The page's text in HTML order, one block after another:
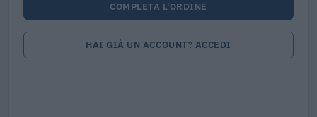
COMPLETA L'ORDINE
HAI GIÀ UN ACCOUNT? ACCEDI